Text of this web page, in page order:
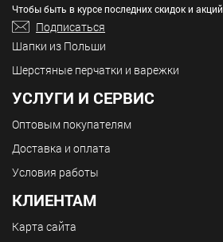
Чтобы быть в курсе последних скидок и акций
Подписаться
Шапки из Польши
Шерстяные перчатки и варежки
УСЛУГИ И СЕРВИС
Оптовым покупателям
Доставка и оплата
Условия работы
КЛИЕНТАМ
Карта сайта